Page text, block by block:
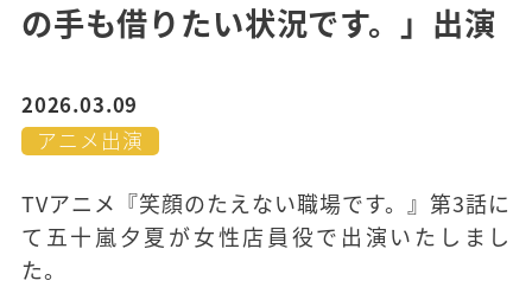
の手も借りたい状況です。」出演
2026.03.09
アニメ出演
TVアニメ『笑顔のたえない職場です。』第3話に
て五十嵐夕夏が女性店員役で出演いたしまし
た。